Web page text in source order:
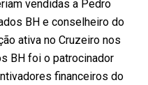
vendidas a Pedro
BH e conselheiro do
ativa no Cruzeiro nos
BH foi o patrocinador
financeiros do